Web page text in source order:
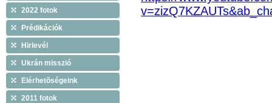
2022 fotok
Prédikációk
Hirlevél
Ukrán misszió
Elérhetõségeink
2011 fotok